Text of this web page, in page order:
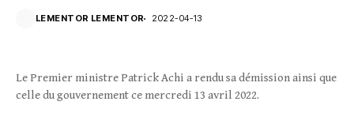
LEMENTOR LEMENTOR 2022-04-13
Le Premier ministre Patrick Achi a rendu sa démission ainsi que
celle du gouvernement ce mercredi 13 avril 2022.